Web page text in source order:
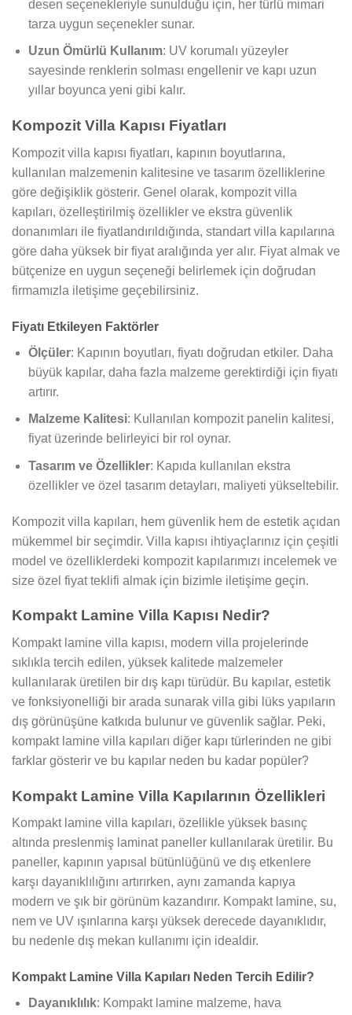
desen seçenekleriyle sunulduğu için, her türlü mimari
tarza uygun seçenekler sunar.
Uzun Ömürlü Kullanım: UV korumalı yüzeyler
sayesinde renklerin solması engellenir ve kapı uzun
yıllar boyunca yeni gibi kalır.
Kompozit Villa Kapısı Fiyatları
Kompozit villa kapısı fiyatları, kapının boyutlarına,
kullanılan malzemenin kalitesine ve tasarım özelliklerine
göre değişiklik gösterir. Genel olarak, kompozit villa
kapıları, özelleştirilmiş özellikler ve ekstra güvenlik
donanımları ile fiyatlandırıldığında, standart villa kapılarına
göre daha yüksek bir fiyat aralığında yer alır. Fiyat almak ve
bütçenize en uygun seçeneği belirlemek için doğrudan
firmamızla iletişime geçebilirsiniz.
Fiyatı Etkileyen Faktörler
Ölçüler: Kapının boyutları, fiyatı doğrudan etkiler. Daha
büyük kapılar, daha fazla malzeme gerektirdiği için fiyatı
artırır.
Malzeme Kalitesi: Kullanılan kompozit panelin kalitesi,
fiyat üzerinde belirleyici bir rol oynar.
Tasarım ve Özellikler: Kapıda kullanılan ekstra
özellikler ve özel tasarım detayları, maliyeti yükseltebilir.
Kompozit villa kapıları, hem güvenlik hem de estetik açıdan
mükemmel bir seçimdir. Villa kapısı ihtiyaçlarınız için çeşitli
model ve özelliklerdeki kompozit kapılarımızı incelemek ve
size özel fiyat teklifi almak için bizimle iletişime geçin.
Kompakt Lamine Villa Kapısı Nedir?
Kompakt lamine villa kapısı, modern villa projelerinde
sıklıkla tercih edilen, yüksek kalitede malzemeler
kullanılarak üretilen bir dış kapı türüdür. Bu kapılar, estetik
ve fonksiyonelliği bir arada sunarak villa gibi lüks yapıların
dış görünüşüne katkıda bulunur ve güvenlik sağlar. Peki,
kompakt lamine villa kapıları diğer kapı türlerinden ne gibi
farklar gösterir ve bu kapılar neden bu kadar popüler?
Kompakt Lamine Villa Kapılarının Özellikleri
Kompakt lamine villa kapıları, özellikle yüksek basınç
altında preslenmiş laminat paneller kullanılarak üretilir. Bu
paneller, kapının yapısal bütünlüğünü ve dış etkenlere
karşı dayanıklılığını artırırken, aynı zamanda kapıya
modern ve şık bir görünüm kazandırır. Kompakt lamine, su,
nem ve UV ışınlarına karşı yüksek derecede dayanıklıdır,
bu nedenle dış mekan kullanımı için idealdir.
Kompakt Lamine Villa Kapıları Neden Tercih Edilir?
Dayanıklılık: Kompakt lamine malzeme, hava